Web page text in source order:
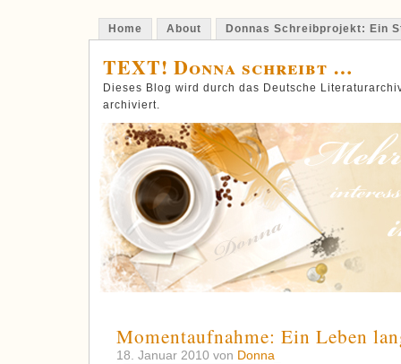
Home About Donnas Schreibprojekt: Ein
TEXT! Donna schreibt …
Dieses Blog wird durch das Deutsche
archiviert.
Momentaufnahme: Ein Leben
18. Januar 2010 von Donna